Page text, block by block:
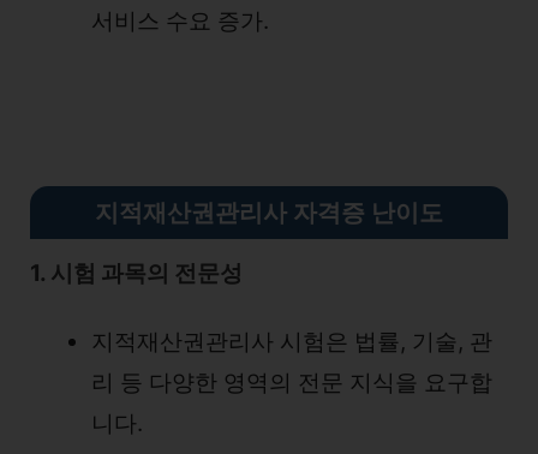
서비스 수요 증가.
지적재산권관리사 자격증 난이도
1. 시험 과목의 전문성
지적재산권관리사 시험은 법률, 기술, 관
리 등 다양한 영역의 전문 지식을 요구합
니다.